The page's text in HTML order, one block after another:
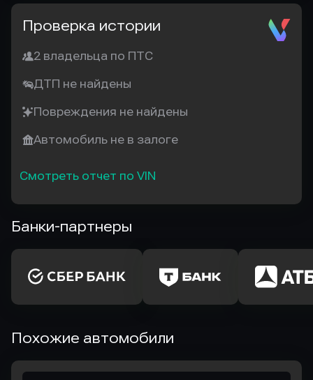
Проверка истории
2 владельца по ПТС
ДТП не найдены
Повреждения не найдены
Автомобиль не в залоге
Смотреть отчет по VIN
Банки-партнеры
Похожие автомобили